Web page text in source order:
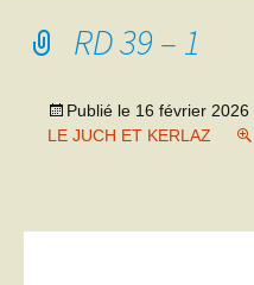
RD 39 – 1
Publié le 16 février 2026
LE JUCH ET KERLAZ